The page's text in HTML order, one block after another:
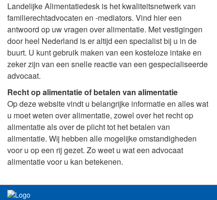
Landelijke Alimentatiedesk is het kwaliteitsnetwerk van
familierechtadvocaten en -mediators. Vind hier een
antwoord op uw vragen over alimentatie. Met vestigingen
door heel Nederland is er altijd een specialist bij u in de
buurt. U kunt gebruik maken van een kosteloze intake en
zeker zijn van een snelle reactie van een gespecialiseerde
advocaat.
Recht op alimentatie of betalen van alimentatie
Op deze website vindt u belangrijke informatie en alles wat
u moet weten over alimentatie, zowel over het recht op
alimentatie als over de plicht tot het betalen van
alimentatie. Wij hebben alle mogelijke omstandigheden
voor u op een rij gezet. Zo weet u wat een advocaat
alimentatie voor u kan betekenen.